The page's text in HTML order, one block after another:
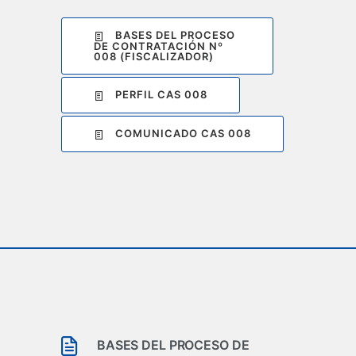
BASES DEL PROCESO
DE CONTRATACIÓN Nº
008 (FISCALIZADOR)
PERFIL CAS 008
COMUNICADO CAS 008
BASES DEL PROCESO DE